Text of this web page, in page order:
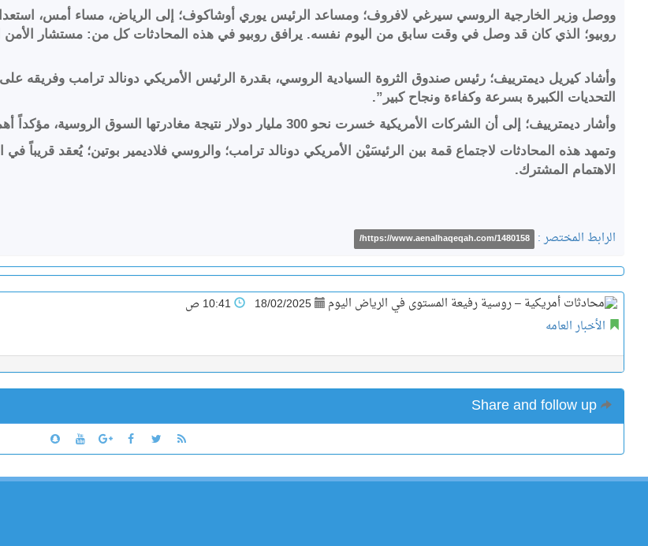
ووصل وزير الخارجية الروسي سيرغي لافروف؛ ومساعد الرئيس يوري أوشاكوف؛ إلى الرياض، مساء أمس، استعداداً
روبيو؛ الذي كان قد وصل في وقت سابق من اليوم نفسه. يرافق روبيو في هذه المحادثات كل من: مستشار الأمن
وأشاد كيريل ديمترييف؛ رئيس صندوق الثروة السيادية الروسي، بقدرة الرئيس الأمريكي دونالد ترامب
التحديات الكبيرة بسرعة وكفاءة ونجاح كبير”.
وأشار ديمترييف؛ إلى أن الشركات الأمريكية خسرت نحو 300 مليار دولار نتيجة مغادرتها السوق الروسية، مؤكداً أهمية إيجاد حلول اقتصادية تعود بالنفع على جميع الأطراف.
وتمهد هذه المحادثات لاجتماع قمة بين الرئيسَيْن الأمريكي دونالد ترامب؛ والروسي فلاديمير بوتين؛ يُعقد قريباً في
الاهتمام المشترك.
الرابط المختصر : https://www.aenalhaqeqah.com/1480158/
18/02/2025
الأخبار العامه